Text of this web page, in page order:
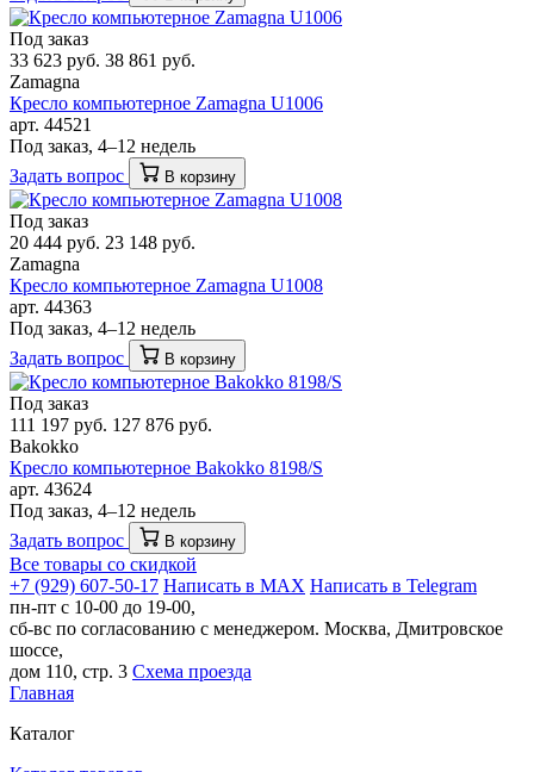
Под заказ
33 623 руб. 38 861 руб.
Zamagna
Кресло компьютерное Zamagna U1006
арт. 44521
Под заказ, 4–12 недель
Задать вопрос
В корзину
Под заказ
20 444 руб. 23 148 руб.
Zamagna
Кресло компьютерное Zamagna U1008
арт. 44363
Под заказ, 4–12 недель
Задать вопрос
В корзину
Под заказ
111 197 руб. 127 876 руб.
Bakokko
Кресло компьютерное Bakokko 8198/S
арт. 43624
Под заказ, 4–12 недель
Задать вопрос
В корзину
Все товары со скидкой
+7 (929) 607-50-17 Написать в MAX Написать в Telegram
пн-пт с 10-00 до 19-00,
сб-вс по согласованию с менеджером. Москва, Дмитровское
шоссе,
дом 110, стр. 3 Схема проезда
Главная
Каталог